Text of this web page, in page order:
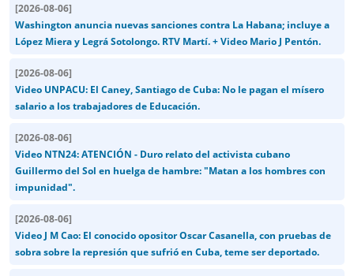
[2026-08-06]
Washington anuncia nuevas sanciones contra La Habana; incluye a
López Miera y Legrá Sotolongo. RTV Martí. + Video Mario J Pentón.
[2026-08-06]
Video UNPACU: El Caney, Santiago de Cuba: No le pagan el mísero
salario a los trabajadores de Educación.
[2026-08-06]
Video NTN24: ATENCIÓN - Duro relato del activista cubano
Guillermo del Sol en huelga de hambre: "Matan a los hombres con
impunidad".
[2026-08-06]
Video J M Cao: El conocido opositor Oscar Casanella, con pruebas de
sobra sobre la represión que sufrió en Cuba, teme ser deportado.